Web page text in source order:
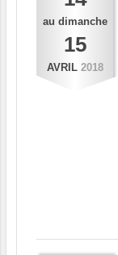
au dimanche
15
AVRIL 2018